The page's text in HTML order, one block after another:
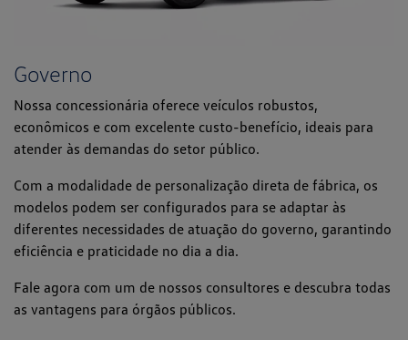
Governo
Nossa concessionária oferece veículos robustos,
econômicos e com excelente custo-benefício, ideais para
atender às demandas do setor público.
Com a modalidade de personalização direta de fábrica, os
modelos podem ser configurados para se adaptar às
diferentes necessidades de atuação do governo, garantindo
eficiência e praticidade no dia a dia.
Fale agora com um de nossos consultores e descubra todas
as vantagens para órgãos públicos.